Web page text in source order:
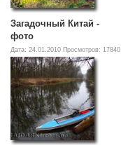
Загадочный Китай -
фото
Дата: 24.01.2010 Просмотров: 17840